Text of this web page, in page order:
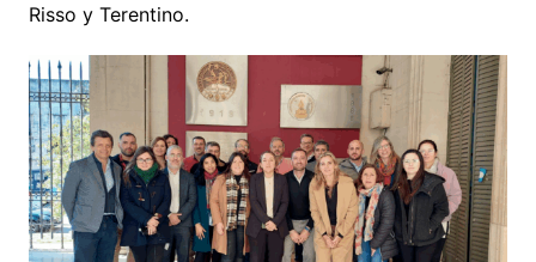
Risso y Terentino.